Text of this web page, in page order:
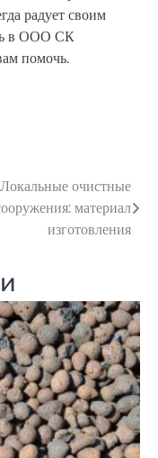
радует своим
в ООО СК
помочь.
Локальные очистные
материал
изготовления